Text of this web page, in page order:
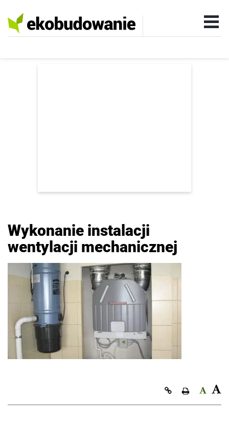
Wykonanie instalacji
wentylacji mechanicznej
Kopiuj link